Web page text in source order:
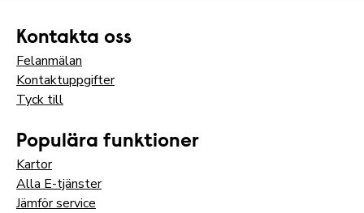
Kontakta oss
Felanmälan
Kontaktuppgifter
Tyck till
Populära funktioner
Kartor
Alla E-tjänster
Jämför service